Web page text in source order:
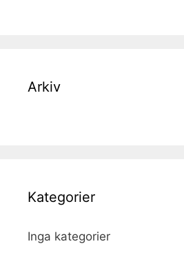
Arkiv
Kategorier
Inga kategorier